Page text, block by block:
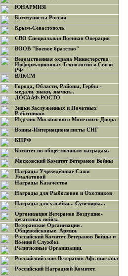
ЮНАРМИЯ
Коммунисты России
Крым-Севастополь.
СВО Специальная Военная Операция
ВООВ "Боевое братство"
Ведомственная охрана Министерства
Информационных Технологий и Связи
РФ
ВЛКСМ
Города, Области, Районы, Гербы -
медали, знаки, значки...
ДОСААФ-РОСТО
Знаки Заслуженных и Почетных
Работников
Изделия Московского Монетного Двора
Воины-Интернационалисты СНГ
КПРФ
Комитет по общественным наградам.
Московский Комитет Ветеранов Войны
Награды Учреждённые Сажи
Умалатовой
Награды Казачества
Награды для Рыболовов и Охотников
Награды для улыбки... Сувениры...
Организация Ветеранов Воздушно-
десантных войск.
Ветеранские Организации .
Общевойсковые. Армия.
Российский Комитет Ветеранов Войны и
Военной Службы.
Религиозные Организации.
Российский союз Ветеранов Афганистана
Российский Наградной Комитет.